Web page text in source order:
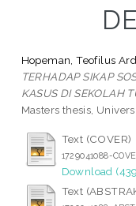
Hopeman, Teofilus
TERHADAP SIKAP
KASUS DI SEKOLAH
Masters thesis,
Text (COVER)
1729041088-
Download
Text